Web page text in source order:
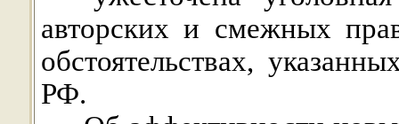
авторских и смежных
обстоятельствах,
РФ.